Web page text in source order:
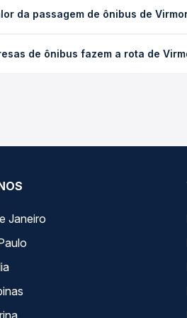
condições de tráfego. Na Quero
da passagem de ônibus de
antecedência da compra. Na Quero
de ônibus fazem a rota de
Janeiro